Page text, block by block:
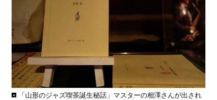
「山形のジャズ喫茶誕生秘話」マスターの相澤さんが出され